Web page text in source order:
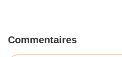
Commentaires